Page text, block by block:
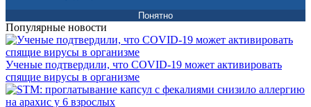
Понятно
Популярные новости
Ученые подтвердили, что COVID-19 может активировать
спящие вирусы в организме